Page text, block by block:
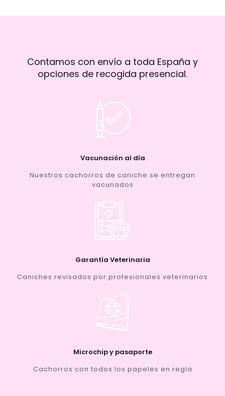
Contamos con envío a toda España y
opciones de recogida presencial.
Vacunación al día
Nuestros cachorros de caniche se entregan
vacunados
Garantía Veterinaria
Caniches revisados por profesionales veterinarios
Microchip y pasaporte
Cachorros con todos los papeles en regla